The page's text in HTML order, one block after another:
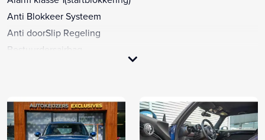
Anti Blokkeer Systeem
Anti doorSlip Regeling
Bestuurdersairbag
Centrale deurvergrendeling met afstandsbediening
Dimlichten automatisch
Elektrische ramen voor